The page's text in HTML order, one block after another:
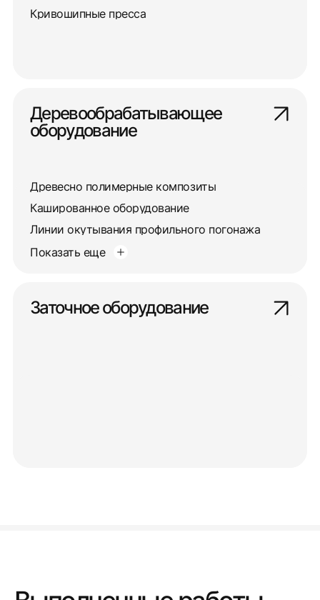
Кривошипные пресса
Деревообрабатывающее
оборудование
Древесно полимерные композиты
Кашированное оборудование
Линии окутывания профильного погонажа
Показать еще
Заточное оборудование